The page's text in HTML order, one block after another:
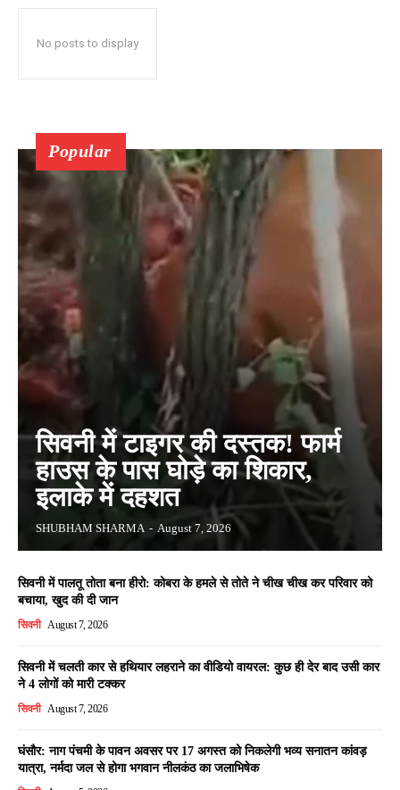
No posts to display
Popular
सिवनी में टाइगर की दस्तक! फार्म
हाउस के पास घोड़े का शिकार,
इलाके में दहशत
SHUBHAM SHARMA - August 7, 2026
सिवनी में पालतू तोता बना हीरो: कोबरा के हमले से तोते ने चीख चीख कर परिवार को
बचाया, खुद की दी जान
सिवनी August 7, 2026
सिवनी में चलती कार से हथियार लहराने का वीडियो वायरल: कुछ ही देर बाद उसी कार
ने 4 लोगों को मारी टक्कर
सिवनी August 7, 2026
घंसौर: नाग पंचमी के पावन अवसर पर 17 अगस्त को निकलेगी भव्य सनातन कांवड़
यात्रा, नर्मदा जल से होगा भगवान नीलकंठ का जलाभिषेक